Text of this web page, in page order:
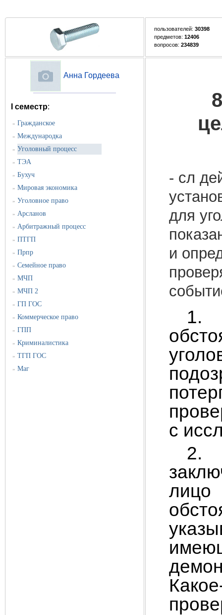
пользователей: 30398
предметов: 12406
вопросов: 234839
Анна Гордеева
I семестр:
» Гражданское
» Международка
» Уголовный процесс
» ТЭА
» Бухуч
» Мировая экономика
» Уголовное право
» Арсланов
» Арбитражный процесс
» ПТГП
» Прпр
» Семейное право
» МЧП
» МЧП 2
» ГП ГОС
» Коммерческое право
» ГПП
» Криминалистика
» ТГП ГОС
» Маг
- сл
для
и
1.
с
2.
лицо